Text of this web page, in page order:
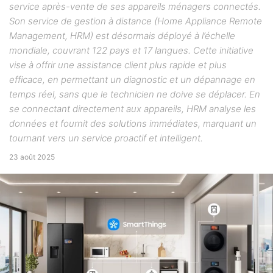
service après-vente de ses appareils ménagers connectés.
Son service de gestion à distance (Home Appliance Remote
Management, HRM) est désormais déployé à l’échelle
mondiale, couvrant 122 pays et 17 langues. Cette initiative
vise à offrir une assistance client plus rapide et plus
efficace, en permettant un diagnostic et un dépannage en
temps réel, sans que le technicien ne doive se déplacer. En
se connectant directement aux appareils, HRM analyse les
données et fournit des solutions immédiates, marquant un
tournant vers un service proactif et intelligent.
23 août 2025